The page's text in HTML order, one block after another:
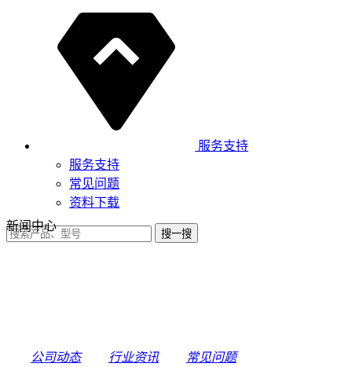
服务支持
服务支持
常见问题
资料下载
新闻中心
公司动态 行业资讯 常见问题